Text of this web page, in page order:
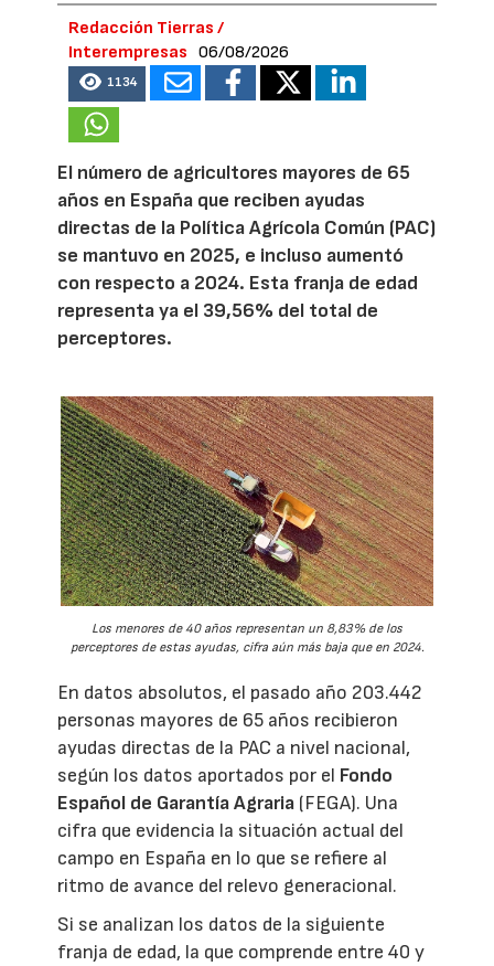
Redacción Tierras /
Interempresas
06/08/2026
1134
El número de agricultores mayores de 65
años en España que reciben ayudas
directas de la Política Agrícola Común (PAC)
se mantuvo en 2025, e incluso aumentó
con respecto a 2024. Esta franja de edad
representa ya el 39,56% del total de
perceptores.
Los menores de 40 años representan un 8,83% de los
perceptores de estas ayudas, cifra aún más baja que en 2024.
En datos absolutos, el pasado año 203.442
personas mayores de 65 años recibieron
ayudas directas de la PAC a nivel nacional,
según los datos aportados por el Fondo
Español de Garantía Agraria (FEGA). Una
cifra que evidencia la situación actual del
campo en España en lo que se refiere al
ritmo de avance del relevo generacional.
Si se analizan los datos de la siguiente
franja de edad, la que comprende entre 40 y